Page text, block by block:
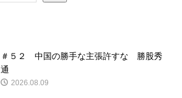
＃５２ 中国の勝手な主張許すな 勝股秀
通
2026.08.09